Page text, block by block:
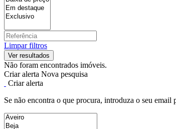
Limpar filtros
Não foram encontrados imóveis.
Criar alerta Nova pesquisa
Criar alerta
Se não encontra o que procura, introduza o seu